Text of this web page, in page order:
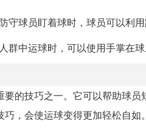
守球员盯着球时，球员可以利
群中运球时，可以使用手掌在
的技巧之一。它可以帮助球
，会使运球变得更加轻松自